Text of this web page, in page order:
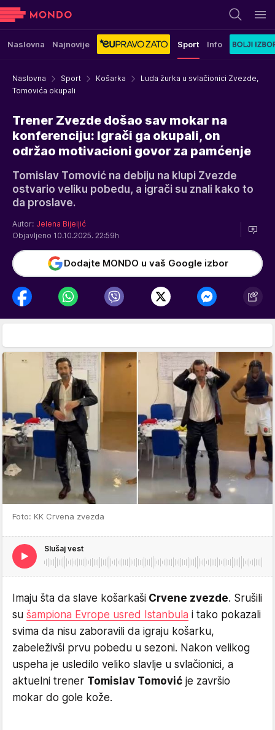
Naslovna Najnovije Sport Info
Naslovna Sport Košarka
Luda žurka u svlačionici Zvezde,
Tomovića okupali
Trener Zvezde došao sav mokar na
konferenciju: Igrači ga okupali, on
održao motivacioni govor za pamćenje
Tomislav Tomović na debiju na klupi Zvezde
ostvario veliku pobedu, a igrači su znali kako to
da proslave.
Autor: Jelena Bijeljić
Objavljeno 10.10.2025. 22:59h
Dodajte MONDO u vaš Google izbor
Foto: KK Crvena zvezda
Slušaj vest
Imaju šta da slave košarkaši Crvene zvezde. Srušili
su šampiona Evrope usred Istanbula i tako pokazali
svima da nisu zaboravili da igraju košarku,
zabeleživši prvu pobedu u sezoni. Nakon velikog
uspeha je usledilo veliko slavlje u svlačionici, a
aktuelni trener Tomislav Tomović je završio
mokar do gole kože.